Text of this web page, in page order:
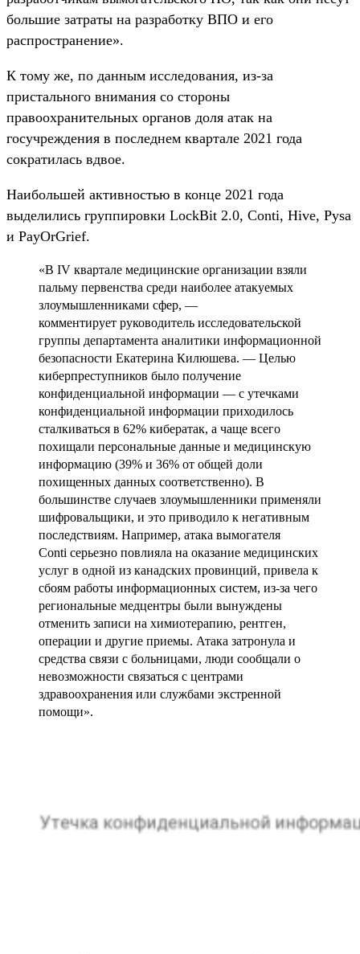
большие затраты на разработку ВПО и его
распространение».
К тому же, по данным исследования, из-за
пристального внимания со стороны
правоохранительных органов доля атак на
госучреждения в последнем квартале 2021 года
сократилась вдвое.
Наибольшей активностью в конце 2021 года
выделились группировки LockBit 2.0, Conti, Hive, Pysa
и PayOrGrief.
«В IV квартале медицинские организации взяли
пальму первенства среди наиболее атакуемых
злоумышленниками сфер, —
комментирует руководитель исследовательской
группы департамента аналитики информационной
безопасности Екатерина Килюшева. — Целью
киберпреступников было получение
конфиденциальной информации — с утечками
конфиденциальной информации приходилось
сталкиваться в 62% кибератак, а чаще всего
похищали персональные данные и медицинскую
информацию (39% и 36% от общей доли
похищенных данных соответственно). В
большинстве случаев злоумышленники применяли
шифровальщики, и это приводило к негативным
последствиям. Например, атака вымогателя
Conti серьезно повлияла на оказание медицинских
услуг в одной из канадских провинций, привела к
сбоям работы информационных систем, из-за чего
региональные медцентры были вынуждены
отменить записи на химиотерапию, рентген,
операции и другие приемы. Атака затронула и
средства связи с больницами, люди сообщали о
невозможности связаться с центрами
здравоохранения или службами экстренной
помощи».